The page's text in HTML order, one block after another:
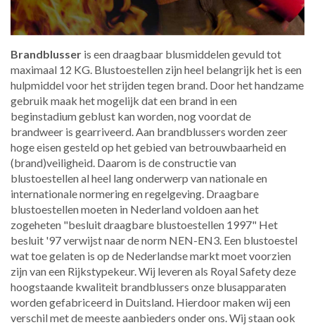
Brandblusser is een draagbaar blusmiddelen gevuld tot
maximaal 12 KG. Blustoestellen zijn heel belangrijk het is een
hulpmiddel voor het strijden tegen brand. Door het handzame
gebruik maak het mogelijk dat een brand in een
beginstadium geblust kan worden, nog voordat de
brandweer is gearriveerd. Aan brandblussers worden zeer
hoge eisen gesteld op het gebied van betrouwbaarheid en
(brand)veiligheid. Daarom is de constructie van
blustoestellen al heel lang onderwerp van nationale en
internationale normering en regelgeving. Draagbare
blustoestellen moeten in Nederland voldoen aan het
zogeheten "besluit draagbare blustoestellen 1997" Het
besluit '97 verwijst naar de norm NEN-EN3. Een blustoestel
wat toe gelaten is op de Nederlandse markt moet voorzien
zijn van een Rijkstypekeur. Wij leveren als Royal Safety deze
hoogstaande kwaliteit brandblussers onze blusapparaten
worden gefabriceerd in Duitsland. Hierdoor maken wij een
verschil met de meeste aanbieders onder ons. Wij staan ook